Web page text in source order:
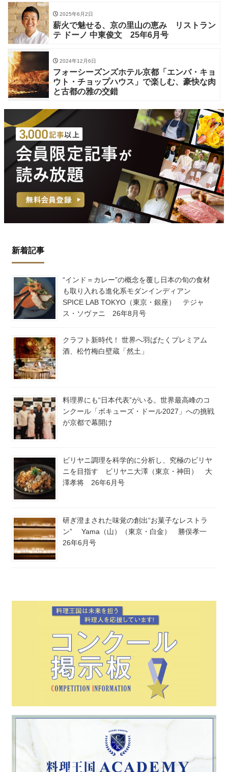
2025年6月2日
薪火で魅せる、京の里山の恵み リストラン
テ ドーノ 中東俊文 25年6月号
2024年12月6日
フォーシーズンズホテル京都「エンバ・キョ
ウト・チョップハウス」で楽しむ、豪快な肉
と古都の雅の交錯
新着記事
“インド＝カレー”の概念を覆し日本の旬の食材
も取り入れる進化系モダンインディアン
SPICE LAB TOKYO（東京・銀座） テジャ
ス・ソヴァニ 26年8月号
クラフト新時代！ 世界へ羽ばたくプレミアム
酒、松竹梅白壁蔵「然土」
料理界にも“日本代表”がいる。世界最高峰のコ
ンクール「ボキューズ・ドール2027」への挑戦
が京都で幕開け
ビリヤニ調理を科学的に分析し、究極のビリヤ
ニを目指す ビリヤニ大澤（東京・神田） 大
澤孝将 26年6月号
研ぎ澄まされた味覚の創出“お菓子なレストラ
ン” Yama（山）（東京・白金） 勝俣孝一
26年6月号